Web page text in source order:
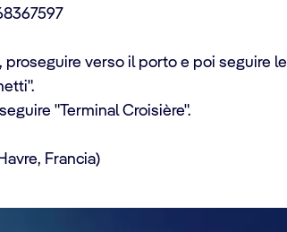
verso il porto e poi seguire le
"Terminal Croisière".
Francia)